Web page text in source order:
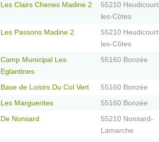
Les Clairs Chenes Madine 2
55210
les-Côtes
Les Passons Madine 2
55210
les-Côtes
Camp Municipal Les
Eglantines
55160 Bonzée
Base de Loisirs Du Col Vert 55160 Bonzée
Les Marguerites 55160 Bonzée
De Nonsard
55210 Nonsard-
Lamarche